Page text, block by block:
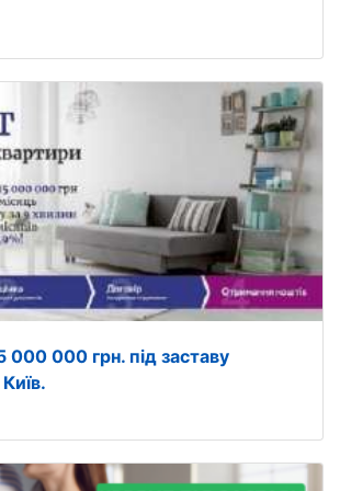
000 000 грн. під заставу